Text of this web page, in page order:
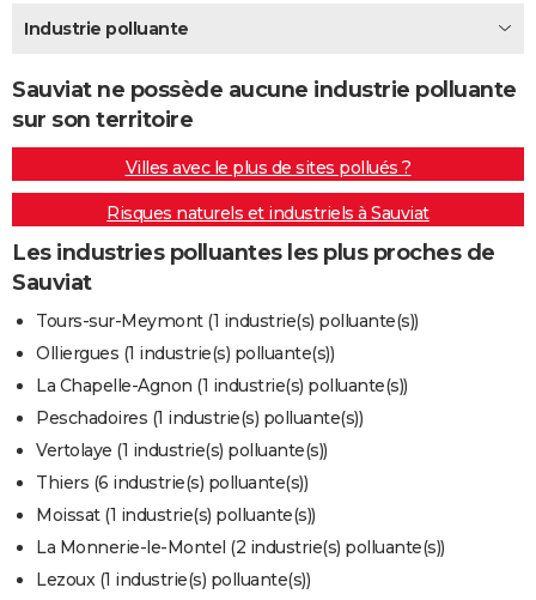
Destinations
City break
Voyage nature
Voyage de noces
Forum
Climat
+PHOTO
GUIDES D'ACHAT
BONS PLANS
CARTE DE VOEUX
Carte de Noël
Carte Bonne année
Carte Saint-Valentin
Carte d'anniversaire
DICTIONNAIRE
Dictionnaire
Biographies
Citations
Expressions
Proverbes
PROGRAMME TV
COPAINS D'AVANT
S'inscrire
Se connecter
Lycées
Collèges
Primaires
Universités
Entreprises
Service militaire
Avis de recherche
AVIS DE DÉCÈS
FORUM
Bricolage
Lifestyle
Culture
Sport
Auto
Television
Voyage
Cinema
Industrie polluante
Sauviat ne possède aucune industrie polluante
sur son territoire
Villes avec le plus de sites pollués ?
Risques naturels et industriels à Sauviat
Les industries polluantes les plus proches de
Sauviat
Tours-sur-Meymont (1 industrie(s) polluante(s))
Olliergues (1 industrie(s) polluante(s))
La Chapelle-Agnon (1 industrie(s) polluante(s))
Peschadoires (1 industrie(s) polluante(s))
Vertolaye (1 industrie(s) polluante(s))
Thiers (6 industrie(s) polluante(s))
Moissat (1 industrie(s) polluante(s))
La Monnerie-le-Montel (2 industrie(s) polluante(s))
Lezoux (1 industrie(s) polluante(s))